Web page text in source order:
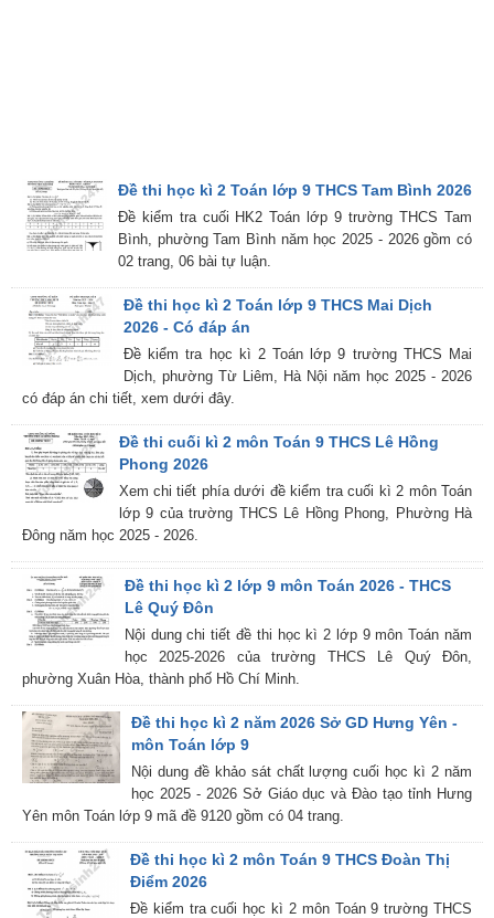
Đề thi học kì 2 Toán lớp 9 THCS Tam Bình 2026
Đề kiểm tra cuối HK2 Toán lớp 9 trường THCS Tam
Bình, phường Tam Bình năm học 2025 - 2026 gồm có
02 trang, 06 bài tự luận.
Đề thi học kì 2 Toán lớp 9 THCS Mai Dịch
2026 - Có đáp án
Đề kiểm tra học kì 2 Toán lớp 9 trường THCS Mai
Dịch, phường Từ Liêm, Hà Nội năm học 2025 - 2026
có đáp án chi tiết, xem dưới đây.
Đề thi cuối kì 2 môn Toán 9 THCS Lê Hồng
Phong 2026
Xem chi tiết phía dưới đề kiểm tra cuối kì 2 môn Toán
lớp 9 của trường THCS Lê Hồng Phong, Phường Hà
Đông năm học 2025 - 2026.
Đề thi học kì 2 lớp 9 môn Toán 2026 - THCS
Lê Quý Đôn
Nội dung chi tiết đề thi học kì 2 lớp 9 môn Toán năm
học 2025-2026 của trường THCS Lê Quý Đôn,
phường Xuân Hòa, thành phố Hồ Chí Minh.
Đề thi học kì 2 năm 2026 Sở GD Hưng Yên -
môn Toán lớp 9
Nội dung đề khảo sát chất lượng cuối học kì 2 năm
học 2025 - 2026 Sở Giáo dục và Đào tạo tỉnh Hưng
Yên môn Toán lớp 9 mã đề 9120 gồm có 04 trang.
Đề thi học kì 2 môn Toán 9 THCS Đoàn Thị
Điểm 2026
Đề kiểm tra cuối học kì 2 môn Toán 9 trường THCS